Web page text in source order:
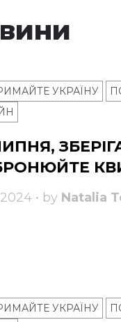
УКРАЇНУ
• by Natalia
УКРАЇНУ